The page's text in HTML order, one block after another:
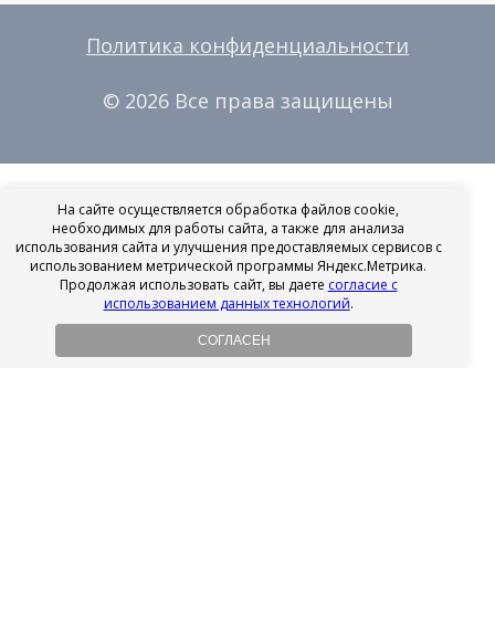
Политика конфиденциальности
© 2026 Все права защищены
На сайте осуществляется обработка файлов cookie,
необходимых для работы сайта, а также для анализа
использования сайта и улучшения предоставляемых сервисов с
использованием метрической программы Яндекс.Метрика.
Продолжая использовать сайт, вы даете согласие с
использованием данных технологий.
СОГЛАСЕН